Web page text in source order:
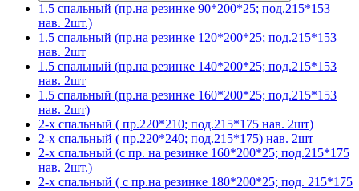
1.5 спальный (пр.на резинке 90*200*25; под.215*153
нав. 2шт.)
1.5 спальный (пр.на резинке 120*200*25; под.215*153
нав. 2шт
1.5 спальный (пр.на резинке 140*200*25; под.215*153
нав. 2шт
1.5 спальный (пр.на резинке 160*200*25; под.215*153
нав. 2шт)
2-х спальный ( пр.220*210; под.215*175 нав. 2шт)
2-х спальный ( пр.220*240; под.215*175) нав. 2шт
2-х спальный (с пр. на резинке 160*200*25; под.215*175
нав. 2шт.)
2-х спальный ( с пр.на резинке 180*200*25; под. 215*175